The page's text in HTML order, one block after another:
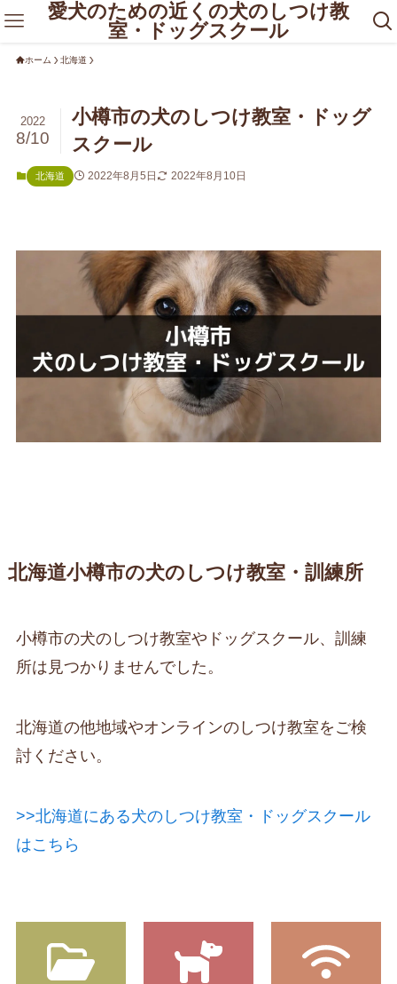
愛犬のための近くの犬のしつけ教
室・ドッグスクール
ホーム 北海道
小樽市の犬のしつけ教室・ドッグ
スクール
2022
8/10
北海道 2022年8月5日 2022年8月10日
北海道小樽市の犬のしつけ教室・訓練所
小樽市の犬のしつけ教室やドッグスクール、訓練
所は見つかりませんでした。
北海道の他地域やオンラインのしつけ教室をご検
討ください。
>>北海道にある犬のしつけ教室・ドッグスクール
はこちら